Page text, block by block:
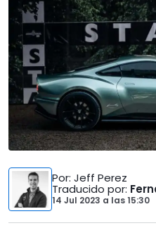
Por: Jeff Perez
Traducido por:
14 Jul 2023 a las15:30